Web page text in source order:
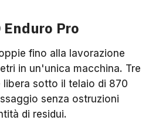
Enduro Pro
fino alla lavorazione
in un'unica macchina. Tre
sotto il telaio di 870
senza ostruzioni
di residui.